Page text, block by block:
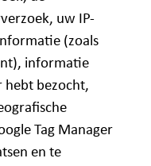
uw IP-
(zoals
informatie
hebt bezocht,
Tag Manager
en te